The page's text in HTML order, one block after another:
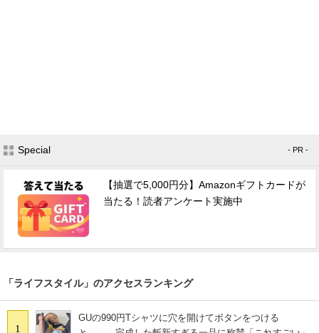
Special - PR -
【抽選で5,000円分】Amazonギフトカードが
当たる！読者アンケート実施中
「ライフスタイル」のアクセスランキング
1
GUの990円Tシャツに穴を開けてボタンをつける